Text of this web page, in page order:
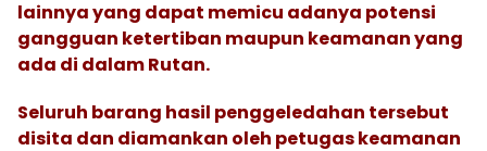
lainnya yang dapat memicu adanya potensi
gangguan ketertiban maupun keamanan yang
ada di dalam Rutan.
Seluruh barang hasil penggeledahan tersebut
disita dan diamankan oleh petugas keamanan